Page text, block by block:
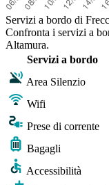
Servizi a bordo di
Confronta i servizi a
Altamura.
Servizi a bordo
Area Silenzio
Wifi
Prese di corrente
Bagagli
Accessibilità